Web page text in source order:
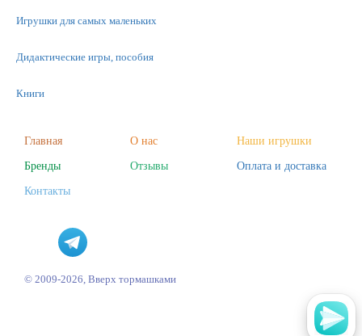
Игрушки для самых маленьких
Дидактические игры, пособия
Книги
Фигурки
Наборы для творчества
Пазлы
Главная О нас Наши игрушки
Бренды Отзывы Оплата и доставка
Контакты
© 2009-2026, Вверх тормашками